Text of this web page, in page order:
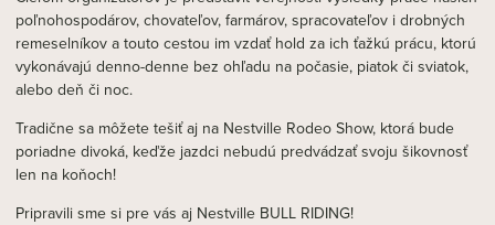
poľnohospodárov, chovateľov, farmárov, spracovateľov i drobných
remeselníkov a touto cestou im vzdať hold za ich ťažkú prácu, ktorú
vykonávajú denno-denne bez ohľadu na počasie, piatok či sviatok,
alebo deň či noc.
Tradične sa môžete tešiť aj na Nestville Rodeo Show, ktorá bude
poriadne divoká, keďže jazdci nebudú predvádzať svoju šikovnosť
len na koňoch!
Pripravili sme si pre vás aj Nestville BULL RIDING!